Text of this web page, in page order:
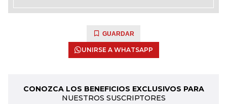
GUARDAR
UNIRSE A WHATSAPP
CONOZCA LOS BENEFICIOS EXCLUSIVOS PARA
NUESTROS SUSCRIPTORES